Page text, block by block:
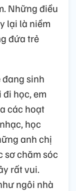
Những điều
lại là niềm
đứa trẻ
đang sinh
học, em
các hoạt
học
anh chị
sơ chăm sóc
rất vui.
ngôi nhà